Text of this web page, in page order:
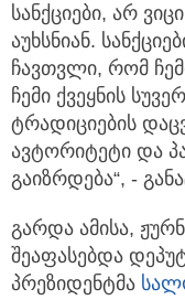
სანქციები, არ
აუხსნიან.
ჩავთვლი, რომ
ჩემი ქვეყნის
ტრადიციების
ავტორიტეტი და
გაიზრდება“, -
გარდა ამისა,
შეაფასებდა
პრეზიდენტმა